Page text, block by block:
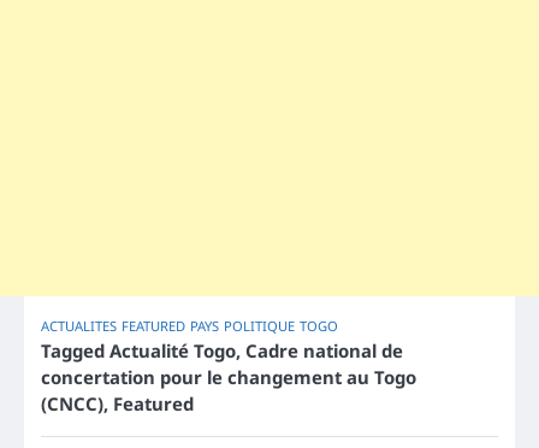
ACTUALITES FEATURED PAYS POLITIQUE TOGO
Tagged Actualité Togo, Cadre national de
concertation pour le changement au Togo
(CNCC), Featured